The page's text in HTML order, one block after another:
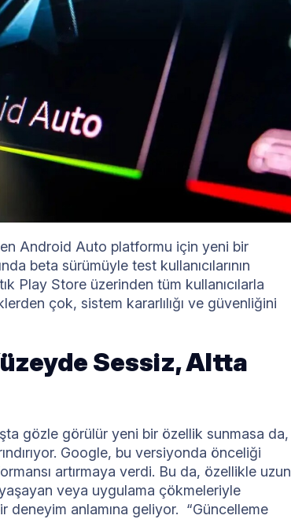
Android Auto platformu için yeni bir
beta sürümüyle test kullanıcılarının
Play Store üzerinden tüm kullanıcılarla
çok, sistem kararlılığı ve güvenliğini
Sessiz, Altta
gözle görülür yeni bir özellik sunmasa da,
Google, bu versiyonda önceliği
artırmaya verdi. Bu da, özellikle uzun
veya uygulama çökmeleriyle
deneyim anlamına geliyor. “Güncelleme